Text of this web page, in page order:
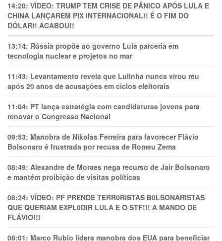
14:20: VÍDEO: TRUMP TEM CRlSE DE PÂNlCO APÓS LULA E
CHINA LANÇAREM PIX INTERNACIONAL!! É O FIM DO
DÓLAR!! ACABOU!!
13:14: Rússia propõe ao governo Lula parceria em
tecnologia nuclear e projetos no mar
11:43: Levantamento revela que Lulinha nunca virou réu
após 20 anos de acusações em ciclos eleitorais
11:04: PT lança estratégia com candidaturas jovens para
renovar o Congresso Nacional
09:53: Manobra de Nikolas Ferreira para favorecer Flávio
Bolsonaro é frustrada por recusa de Romeu Zema
08:49: Alexandre de Moraes nega recurso de Jair Bolsonaro
e mantém proibição de visitas políticas
08:24: VÍDEO: PF PRENDE TERR0RlSTAS B0LSONARlSTAS
QUE QUERIAM EXPL0DlR LULA E O STF!!! A MANDO DE
FLÁVIO!!!
08:01: Marco Rubio lidera manobra dos EUA para beneficiar